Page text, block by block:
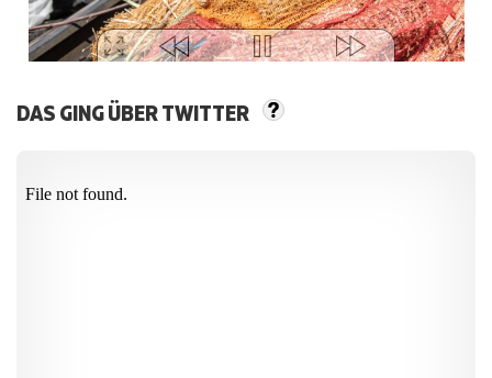
DAS GING ÜBER TWITTER